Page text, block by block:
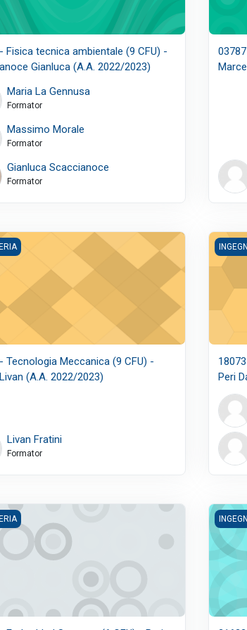
Fisica tecnica ambientale (9 CFU) -
Gianluca (A.A. 2022/2023)
Maria La Gennusa
Formator
Massimo Morale
Formator
Gianluca Scaccianoce
Formator
(A.A. 2022/2023)
Meccanica (9 CFU) - Fratini Livan (A.A.
Tecnologia Meccanica (9 CFU) -
(A.A. 2022/2023)
Livan Fratini
Formator
18073
Peri
c.i. - Modulo efficienza energetica (6 CFU) -
Systems (6 CFU) - Peri Daniele (A.A.21622